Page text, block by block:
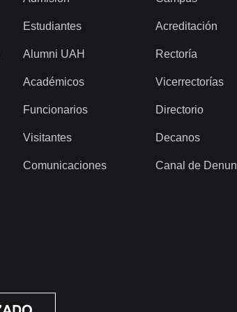
Estudiantes
Alumni UAH
Académicos
Funcionarios
Visitantes
Comunicaciones
Acreditación
Rectoría
Vicerrectorías
Directorio
Decanos
Canal de